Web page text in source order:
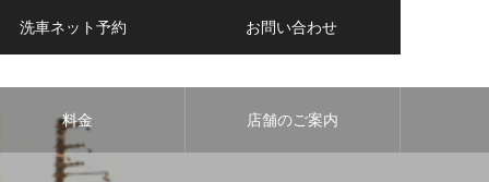
洗車ネット予約 お問い合わせ
料金 店舗のご案内